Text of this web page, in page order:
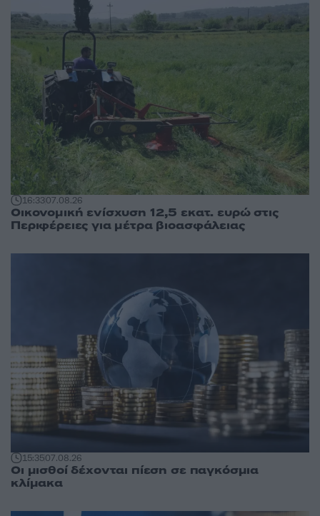
16:3307.08.26
Οικονομική ενίσχυση 12,5 εκατ. ευρώ στις
Περιφέρειες για μέτρα βιοασφάλειας
15:3507.08.26
Οι μισθοί δέχονται πίεση σε παγκόσμια
κλίμακα